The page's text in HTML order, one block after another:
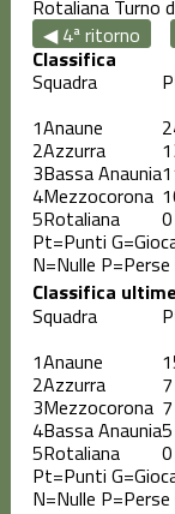
RotalianaTurno
◀ 4ª ritorno
Classifica
Squadra
1Anaune
2Azzurra
3Bassa Anaunia
4Mezzocorona
5Rotaliana 0
Pt=Punti
N=Nulle P=Perse
Classifica
Squadra
1Anaune
2Azzurra 7
3Mezzocorona 7
4Bassa Anaunia5
5Rotaliana 0
Pt=Punti
N=Nulle P=Perse